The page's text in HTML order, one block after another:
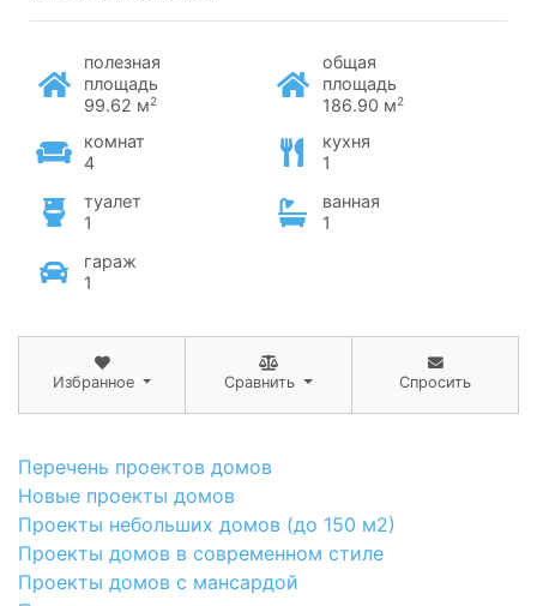
полезная
площадь
99.62 м2
общая
площадь
186.90 м2
комнат
4
кухня
1
туалет
1
ванная
1
гараж
1
Избранное Сравнить Спросить
Перечень проектов домов
Новые проекты домов
Проекты небольших домов (до 150 м2)
Проекты домов в современном стиле
Проекты домов с мансардой